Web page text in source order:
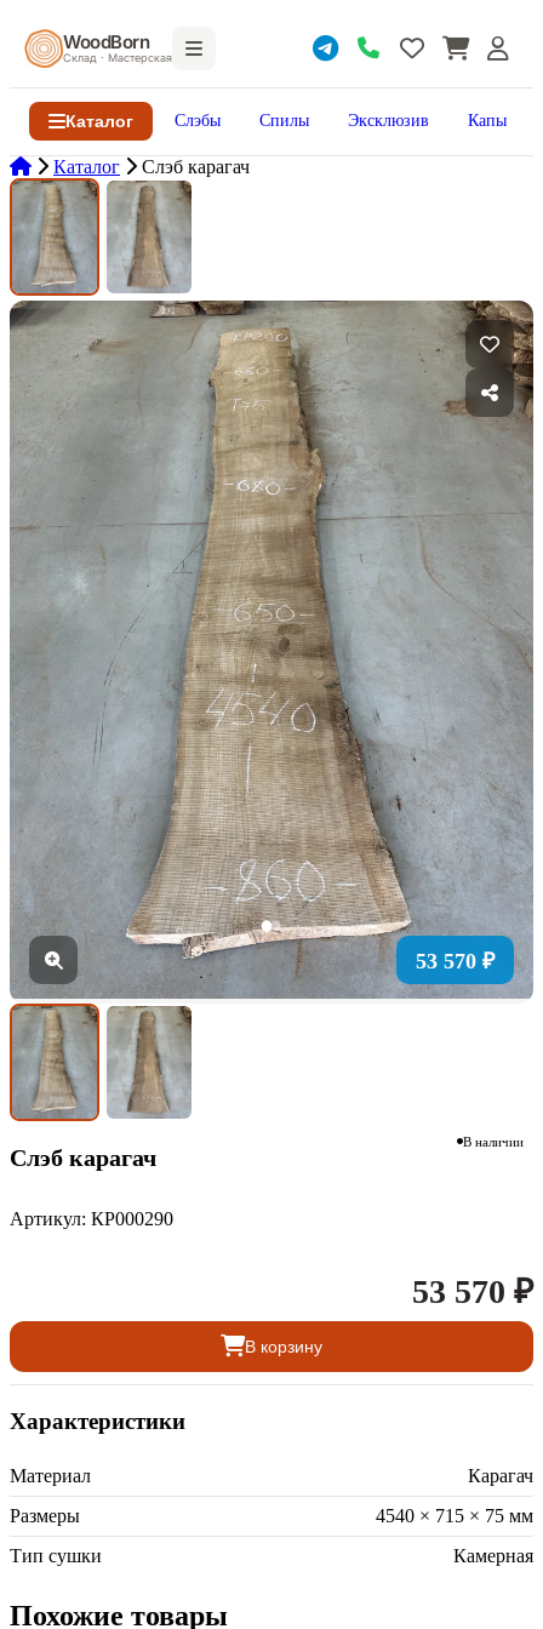
WoodBorn
Склад · Мастерская
Каталог Слэбы Спилы Эксклюзив Капы
Каталог Слэб карагач
53 570 ₽
Слэб карагач
В наличии
Артикул: КР000290
53 570 ₽
В корзину
Характеристики
Материал
Карагач
Размеры
4540 × 715 × 75 мм
Тип сушки
Камерная
Похожие товары